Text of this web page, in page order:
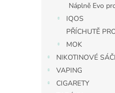
Náplně Evo
IQOS
PŘÍCHUTĚ
MOK
NIKOTINOVÉ
VAPING
CIGARETY